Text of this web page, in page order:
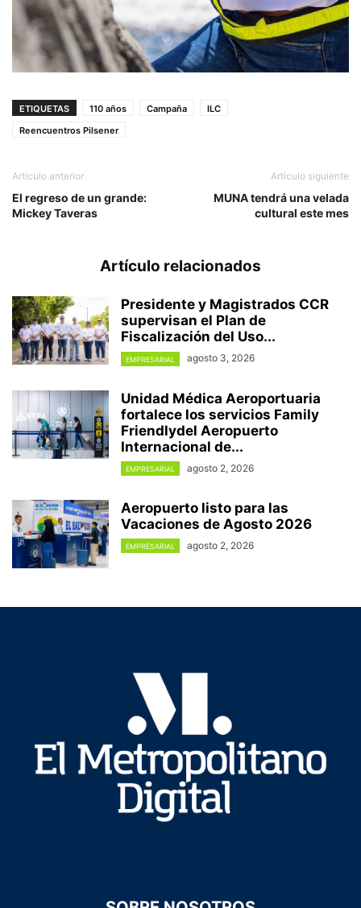
ETIQUETAS 110 años Campaña
ILC
Reencuentros Pilsener
Artículo anterior
El regreso de un grande:
Mickey Taveras
Artículo siguiente
MUNA tendrá una velada
cultural este mes
Artículo relacionados
Presidente y Magistrados CCR
supervisan el Plan de
Fiscalización del Uso...
EMPRESARIAL agosto 3, 2026
Unidad Médica Aeroportuaria
fortalece los servicios Family
Friendlydel Aeropuerto
Internacional de...
EMPRESARIAL agosto 2, 2026
Aeropuerto listo para las
Vacaciones de Agosto 2026
EMPRESARIAL agosto 2, 2026